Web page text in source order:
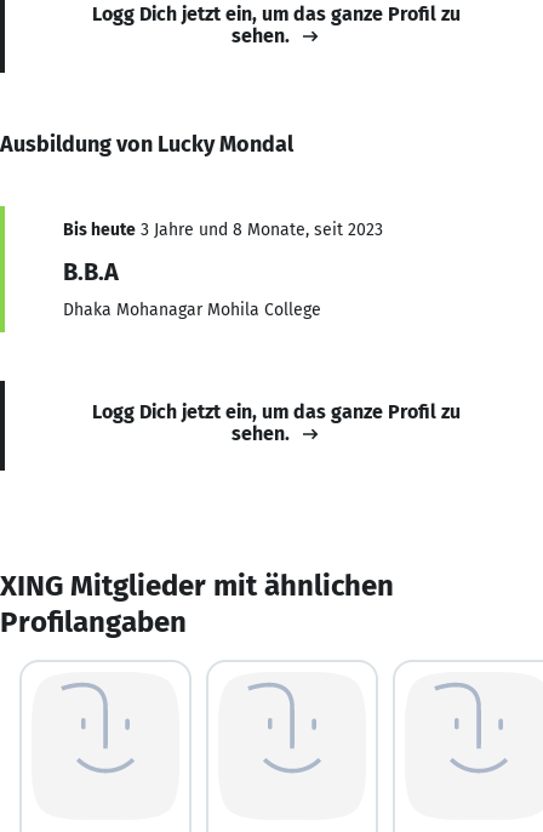
Logg Dich jetzt ein, um das ganze Profil zu
sehen.
Ausbildung von Lucky Mondal
Bis heute 3 Jahre und 8 Monate, seit 2023
B.B.A
Dhaka Mohanagar Mohila College
Logg Dich jetzt ein, um das ganze Profil zu
sehen.
XING Mitglieder mit ähnlichen
Profilangaben